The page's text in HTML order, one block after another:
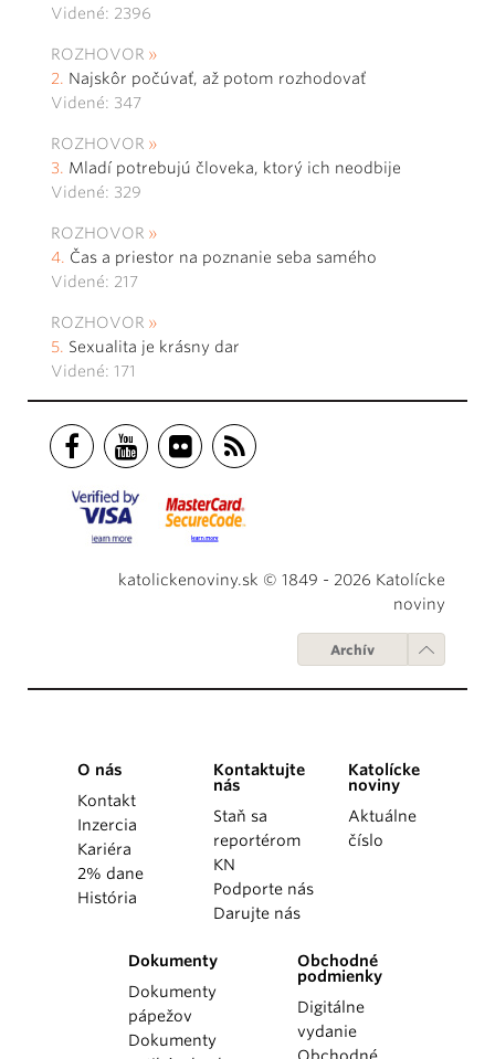
Videné: 2396
ROZHOVOR
Najskôr počúvať, až potom rozhodovať
Videné: 347
ROZHOVOR
Mladí potrebujú človeka, ktorý ich neodbije
Videné: 329
ROZHOVOR
Čas a priestor na poznanie seba samého
Videné: 217
ROZHOVOR
Sexualita je krásny dar
Videné: 171
katolickenoviny.sk © 1849 - 2026 Katolícke
noviny
Archív
O nás
Kontakt
Inzercia
Kariéra
2% dane
História
Kontaktujte
nás
Staň sa
reportérom
KN
Podporte nás
Darujte nás
Katolícke
noviny
Aktuálne
číslo
Dokumenty
Dokumenty
pápežov
Dokumenty
Obchodné
podmienky
Digitálne
vydanie